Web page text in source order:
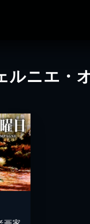
ルニエ・